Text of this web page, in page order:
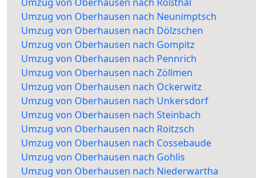
Umzug von Oberhausen nach Neunimptsch
Umzug von Oberhausen nach Dölzschen
Umzug von Oberhausen nach Gompitz
Umzug von Oberhausen nach Pennrich
Umzug von Oberhausen nach Zöllmen
Umzug von Oberhausen nach Ockerwitz
Umzug von Oberhausen nach Unkersdorf
Umzug von Oberhausen nach Steinbach
Umzug von Oberhausen nach Roitzsch
Umzug von Oberhausen nach Cossebaude
Umzug von Oberhausen nach Gohlis
Umzug von Oberhausen nach Niederwartha